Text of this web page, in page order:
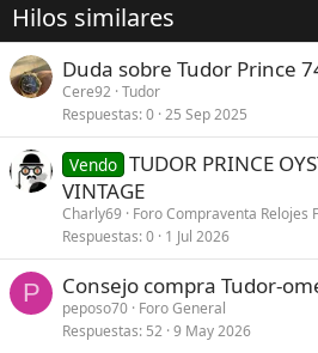
Hilos similares
Duda sobre Tudor Prince
Cere92 Tudor
Respuestas 0 25 Sep 2025
Vendo TUDOR PRINCE
VINTAGE
Charly69
Foro Compraventa Relojes
Respuestas 0 1 Jul 2026
P Consejo compra Tudor-
peposo70 Foro General
Respuestas 52 9 May 2026